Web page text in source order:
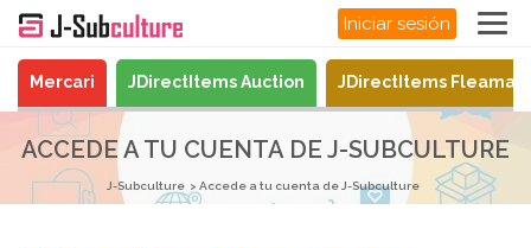
Iniciar sesión
Mercari JDirectItems Auction JDirectItems
ACCEDE A TU CUENTA DE J-SUBCULTURE
J-Subculture Accede a tu cuenta de J-Subculture